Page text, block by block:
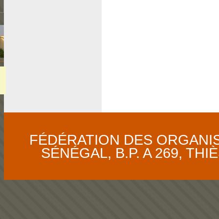
FÉDÉRATION DES
SÉNÉGAL, B.P. A 269,